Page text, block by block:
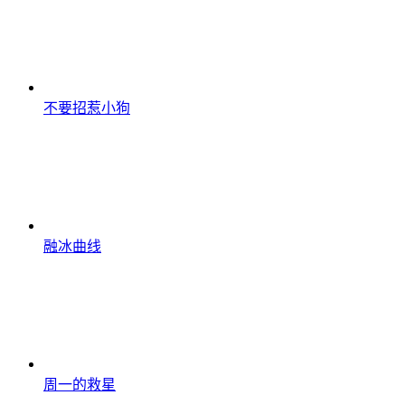
不要招惹小狗
融冰曲线
周一的救星